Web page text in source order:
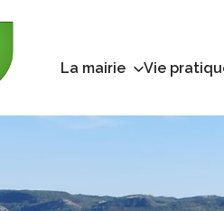
La mairie Vie